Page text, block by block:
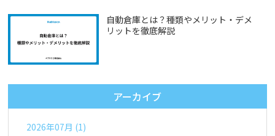
自動倉庫とは？種類やメリット・デメ
リットを徹底解説
アーカイブ
2026年07月 (1)